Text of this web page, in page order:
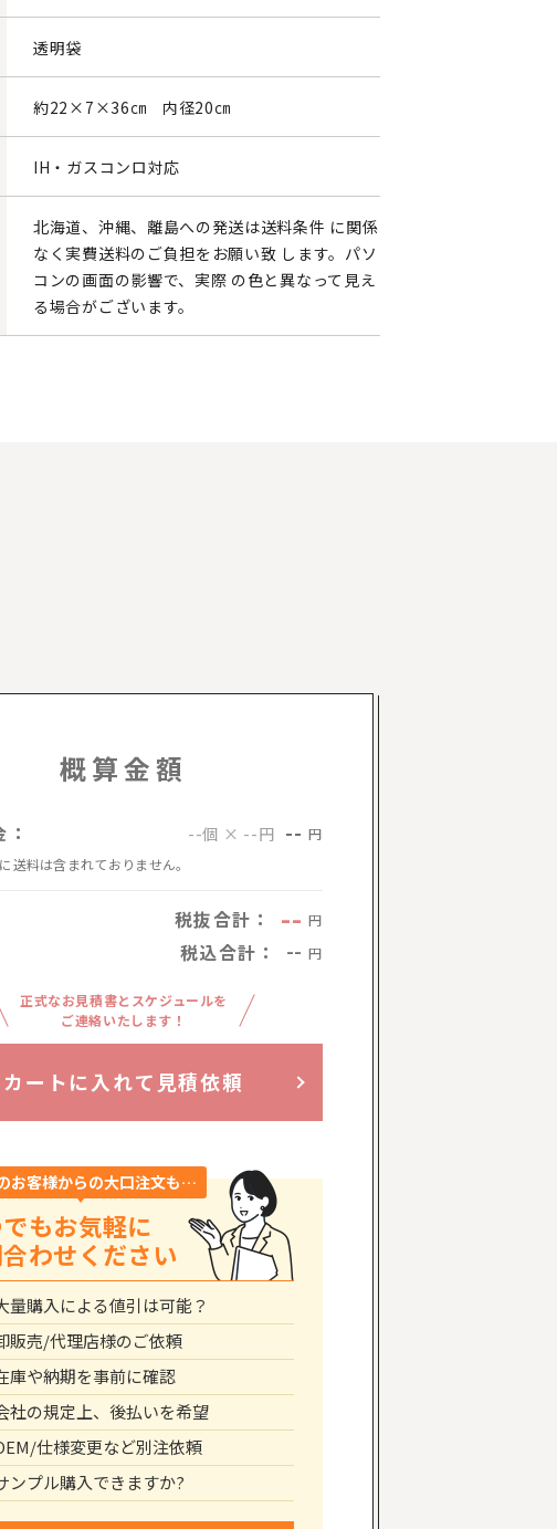
透明袋
約22×7×36㎝ 内径20㎝
IH・ガスコンロ対応
北海道、沖縄、離島への発送は送料条件 に関係
なく実費送料のご負担をお願い致 します。パソ
コンの画面の影響で、実際 の色と異なって見え
る場合がございます。
概算金額
--個 × --円 -- 円
送料は含まれておりません。
税抜合計： -- 円
税込合計： -- 円
正式なお見積書とスケジュールを
ご連絡いたします！
カートに入れて見積依頼
お客様からの大口注文も…
もお気軽に
わせください
量購入による値引は可能？
販売/代理店様のご依頼
庫や納期を事前に確認
社の規定上、後払いを希望
仕様変更など別注依頼
ンプル購入できますか?